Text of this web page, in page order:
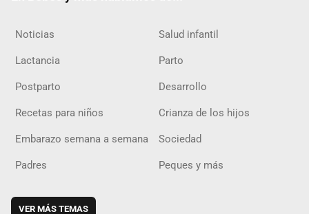
Noticias Salud infantil
Lactancia Parto
Postparto Desarrollo
Recetas para niños Crianza de los hijos
Embarazo semana a semana Sociedad
Padres Peques y más
VER MÁS TEMAS